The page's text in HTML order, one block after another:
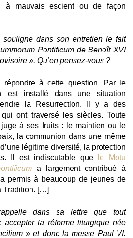
à mauvais escient ou de façon
souligne dans son entretien le fait
Pontificum de Benoît XVI
». Qu’en pensez-vous ?
à cette question. Par le
est installé dans une situation
la Résurrection. Il y a des
ont traversé les siècles. Toute
à ses fruits : le maintien ou le
la communion dans une même
légitime diversité, la protection
Il est indiscutable que
le Motu
a largement contribué à
permis à beaucoup de jeunes de
Tradition. […]
dans sa lettre que tout
accepter la réforme liturgique née
» et donc la messe Paul VI.